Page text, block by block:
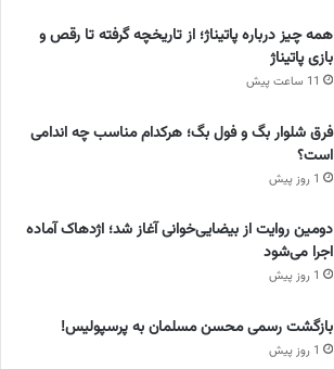
همه چیز درباره پاتیناژ؛ از تاریخچه گرفته تا رقص و
بازی پاتیناژ
11 ساعت پیش
فرق شلوار بگ و فول بگ؛ هرکدام مناسب چه اندامی
است؟
1 روز پیش
دومین روایت از بیضایی‌خوانی آغاز شد؛ اژدهاک آماده
اجرا می‌شود
1 روز پیش
بازگشت رسمی محسن مسلمان به پرسپولیس!
1 روز پیش